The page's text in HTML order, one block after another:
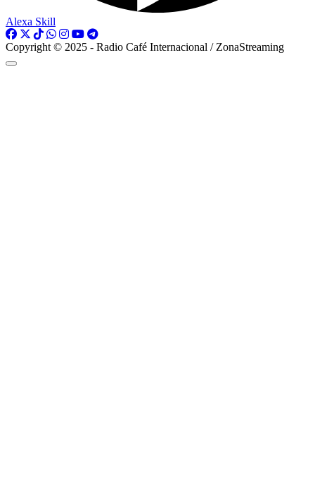
Alexa Skill
Copyright © 2025 - Radio Café Internacional / ZonaStreaming